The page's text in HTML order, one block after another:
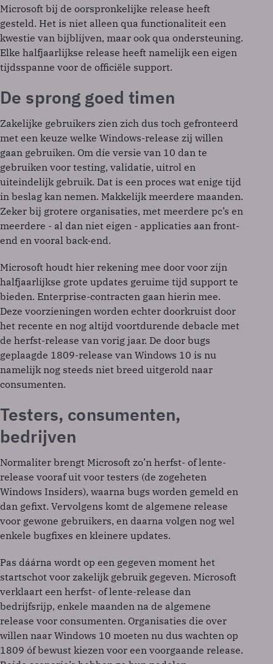
Microsoft bij de oorspronkelijke release heeft
gesteld. Het is niet alleen qua functionaliteit een
kwestie van bijblijven, maar ook qua ondersteuning.
Elke halfjaarlijkse release heeft namelijk een eigen
tijdsspanne voor de officiële support.
De sprong goed timen
Zakelijke gebruikers zien zich dus toch gefronteerd
met een keuze welke Windows-release zij willen
gaan gebruiken. Om díe versie van 10 dan te
gebruiken voor testing, validatie, uitrol en
uiteindelijk gebruik. Dat is een proces wat enige tijd
in beslag kan nemen. Makkelijk meerdere maanden.
Zeker bij grotere organisaties, met meerdere pc’s en
meerdere - al dan niet eigen - applicaties aan front-
end en vooral back-end.
Microsoft houdt hier rekening mee door voor zijn
halfjaarlijkse grote updates geruime tijd support te
bieden. Enterprise-contracten gaan hierin mee.
Deze voorzieningen worden echter doorkruist door
het recente en nog altijd voortdurende debacle met
de herfst-release van vorig jaar. De door bugs
geplaagde 1809-release van Windows 10 is nu
namelijk nog steeds niet breed uitgerold naar
consumenten.
Testers, consumenten,
bedrijven
Normaliter brengt Microsoft zo’n herfst- of lente-
release vooraf uit voor testers (de zogeheten
Windows Insiders), waarna bugs worden gemeld en
dan gefixt. Vervolgens komt de algemene release
voor gewone gebruikers, en daarna volgen nog wel
enkele bugfixes en kleinere updates.
Pas dáárna wordt op een gegeven moment het
startschot voor zakelijk gebruik gegeven. Microsoft
verklaart een herfst- of lente-release dan
bedrijfsrijp, enkele maanden na de algemene
release voor consumenten. Organisaties die over
willen naar Windows 10 moeten nu dus wachten op
1809 óf bewust kiezen voor een voorgaande release.